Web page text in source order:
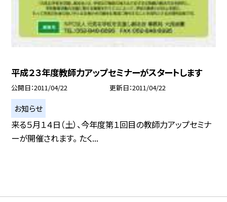
平成２３年度教師力アップセミナーがスタートします
公開日 2011/04/22 更新日 2011/04/22
お知らせ
来る５月１４日（土）、今年度第１回目の教師力アップセミナ
ーが開催されます。 たく...